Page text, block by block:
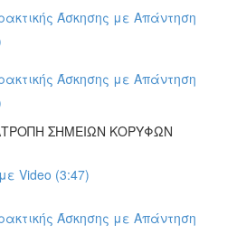
Άσκησης με Απάντηση
Άσκησης με Απάντηση
ΣΗΜΕΙΩΝ ΚΟΡΥΦΩΝ
Video (3:47)
Άσκησης με Απάντηση